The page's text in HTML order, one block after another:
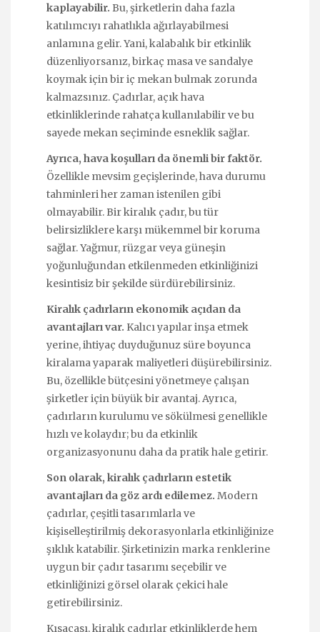
kaplayabilir. Bu, şirketlerin daha fazla
katılımcıyı rahatlıkla ağırlayabilmesi
anlamına gelir. Yani, kalabalık bir etkinlik
düzenliyorsanız, birkaç masa ve sandalye
koymak için bir iç mekan bulmak zorunda
kalmazsınız. Çadırlar, açık hava
etkinliklerinde rahatça kullanılabilir ve bu
sayede mekan seçiminde esneklik sağlar.
Ayrıca, hava koşulları da önemli bir faktör.
Özellikle mevsim geçişlerinde, hava durumu
tahminleri her zaman istenilen gibi
olmayabilir. Bir kiralık çadır, bu tür
belirsizliklere karşı mükemmel bir koruma
sağlar. Yağmur, rüzgar veya güneşin
yoğunluğundan etkilenmeden etkinliğinizi
kesintisiz bir şekilde sürdürebilirsiniz.
Kiralık çadırların ekonomik açıdan da
avantajları var. Kalıcı yapılar inşa etmek
yerine, ihtiyaç duyduğunuz süre boyunca
kiralama yaparak maliyetleri düşürebilirsiniz.
Bu, özellikle bütçesini yönetmeye çalışan
şirketler için büyük bir avantaj. Ayrıca,
çadırların kurulumu ve sökülmesi genellikle
hızlı ve kolaydır; bu da etkinlik
organizasyonunu daha da pratik hale getirir.
Son olarak, kiralık çadırların estetik
avantajları da göz ardı edilemez. Modern
çadırlar, çeşitli tasarımlarla ve
kişiselleştirilmiş dekorasyonlarla etkinliğinize
şıklık katabilir. Şirketinizin marka renklerine
uygun bir çadır tasarımı seçebilir ve
etkinliğinizi görsel olarak çekici hale
getirebilirsiniz.
Kısacası, kiralık çadırlar etkinliklerde hem